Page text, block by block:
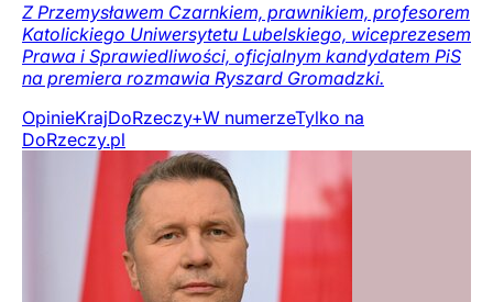
Z Przemysławem Czarnkiem, prawnikiem, profesorem
Katolickiego Uniwersytetu Lubelskiego, wiceprezesem
Prawa i Sprawiedliwości, oficjalnym kandydatem PiS
na premiera rozmawia Ryszard Gromadzki.
OpinieKrajDoRzeczy+W numerzeTylko na
DoRzeczy.pl